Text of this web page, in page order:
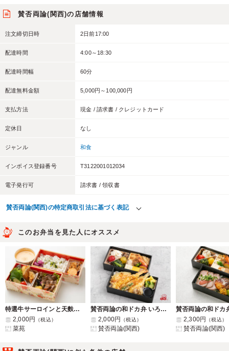
賛否両論(関西)の店舗情報
注文締切日時 2日前17:00
配達時間 4:00～18:30
配達時間幅 60分
配達無料金額 5,000円～100,000円
支払方法 現金 / 請求書 / クレジットカード
定休日 なし
ジャンル 和食
インボイス登録番号 T3122001012034
電子発行可 請求書 / 領収書
賛否両論(関西)の特定商取引法に基づく表記
このお弁当を見た人にオススメ
特選牛サーロインと天麩羅 真田膳
2,000円
（税込）
菜苑
賛否両論の和ドカ弁 いろいろ天ぷらご飯
2,000円
（税込）
賛否両論(関西)
2,300円 （税込）
賛否両論(関西)